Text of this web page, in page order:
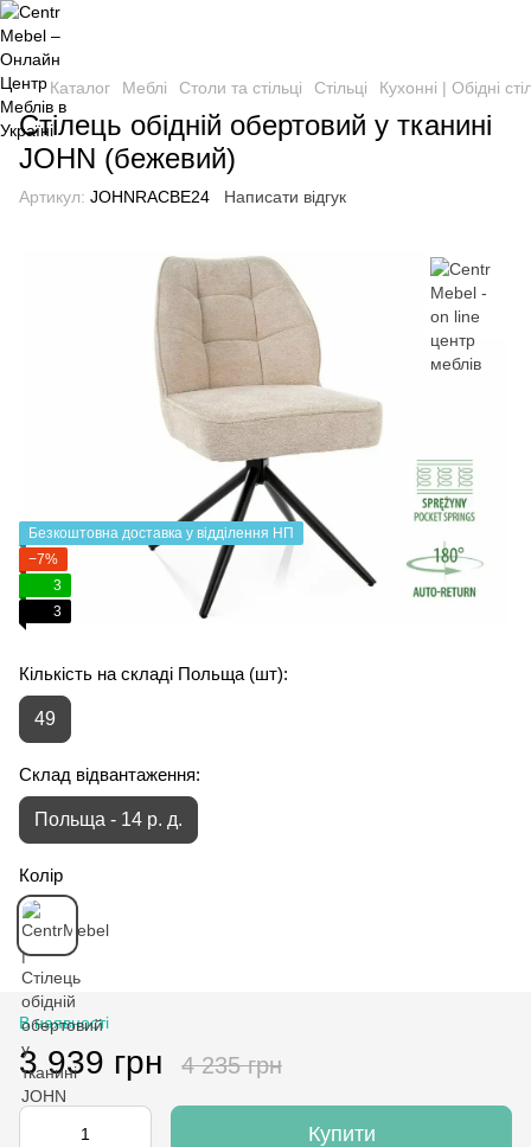
Каталог Меблі Столи та стільці Стільці Кухонні | Обідні
Стілець обідній обертовий у тканині
JOHN (бежевий)
Артикул: JOHNRACBE24 Написати відгук
Безкоштовна доставка у відділення НП
−7%
3
3
Кількість на складі Польща (шт):
49
Склад відвантаження:
Польща - 14 р. д.
Колір
В наявності
3 939 грн 4 235 грн
Купити